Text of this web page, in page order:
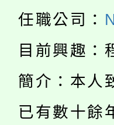
程
「本色
場熱烈
8/21下
徵才活
局官網
8月14
任職公司：
目前興趣：
簡介：本人
已有數十餘